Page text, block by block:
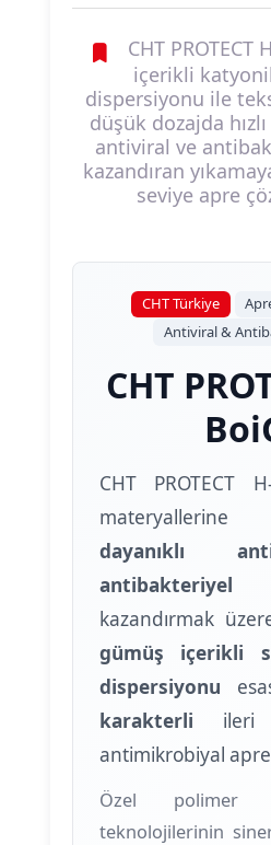
CHT
içerikli
dispersiyonu ile
düşük dozajda
antiviral ve
kazandıran
seviye apre
CHT Türkiye
Antiviral &
CHT
CHT PROTECT
dayanıklı
kazandırmak
gümüş içerikli
dispersiyonu
karakterli ileri
antimikrobiyal
Özel polimer
teknolojilerinin